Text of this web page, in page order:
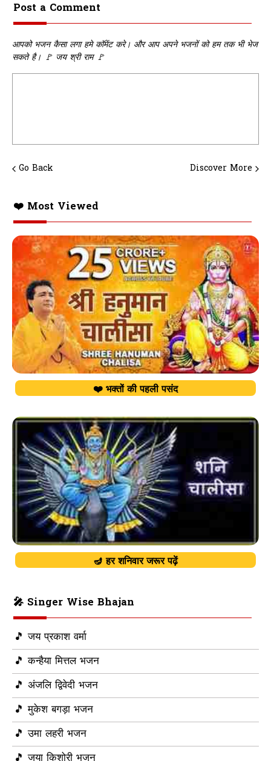
Post a Comment
आपको भजन कैसा लगा हमे कॉमेंट करे। और आप अपने भजनों को हम तक भी भेज
सकते है। 🚩 जय श्री राम 🚩
Go Back Discover More
❤️ Most Viewed
❤️ भक्तों की पहली पसंद
🪔 हर शनिवार जरूर पढ़ें
🎤 Singer Wise Bhajan
🎵 जय प्रकाश वर्मा
🎵 कन्हैया मित्तल भजन
🎵 अंजलि द्विवेदी भजन
🎵 मुकेश बगड़ा भजन
🎵 उमा लहरी भजन